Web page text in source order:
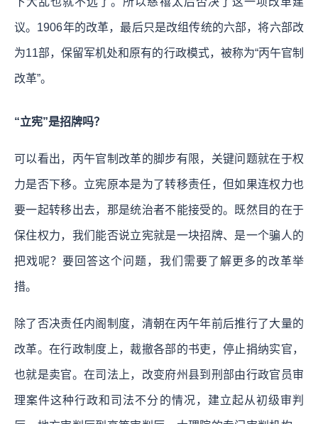
议。1906年的改革，最后只是改组传统的六部，将六部改
为11部，保留军机处和原有的行政模式，被称为“丙午官制
改革”。
“立宪”是招牌吗？
可以看出，丙午官制改革的脚步有限，关键问题就在于权
力是否下移。立宪原本是为了转移责任，但如果连权力也
要一起转移出去，那是统治者不能接受的。既然目的在于
保住权力，我们能否说立宪就是一块招牌、是一个骗人的
把戏呢？要回答这个问题，我们需要了解更多的改革举
措。
除了否决责任内阁制度，清朝在丙午年前后推行了大量的
改革。在行政制度上，裁撤各部的书吏，停止捐纳实官，
也就是卖官。在司法上，改变府州县到刑部由行政官员审
理案件这种行政和司法不分的情况，建立起从初级审判